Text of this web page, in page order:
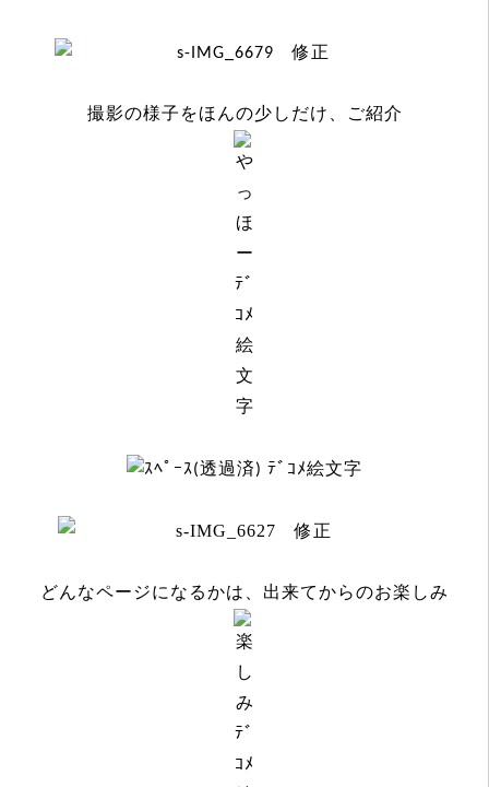
撮影の様子をほんの少しだけ、ご紹介
どんなページになるかは、出来てからのお楽しみ